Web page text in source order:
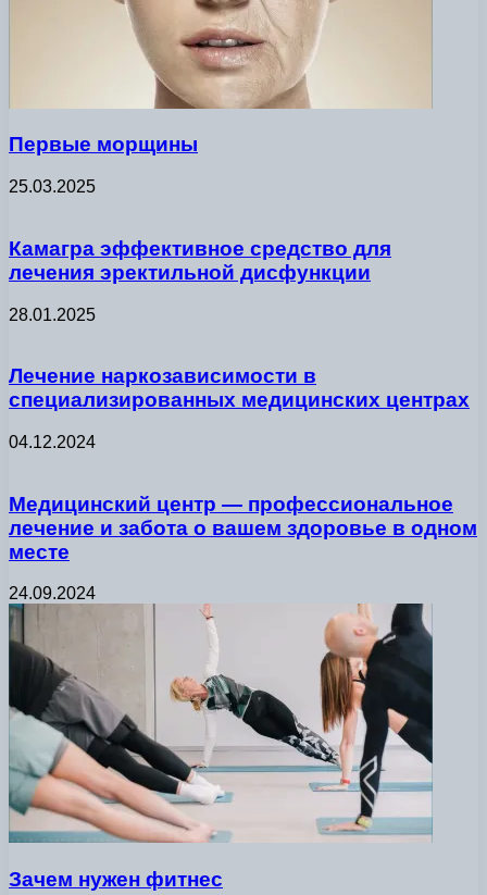
Первые морщины
25.03.2025
Камагра эффективное средство для
лечения эректильной дисфункции
28.01.2025
Лечение наркозависимости в
специализированных медицинских центрах
04.12.2024
Медицинский центр — профессиональное
лечение и забота о вашем здоровье в одном
месте
24.09.2024
Зачем нужен фитнес